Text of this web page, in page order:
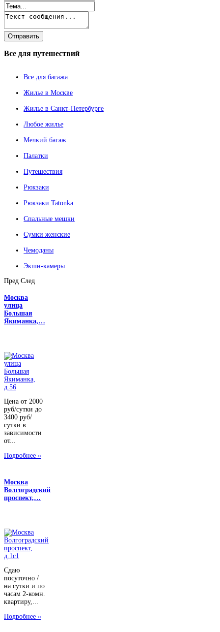
Все для путешествий
Все для багажа
Жилье в Москве
Жилье в Санкт-Петербурге
Любое жилье
Мелкий багаж
Палатки
Путешествия
Рюкзаки
Рюкзаки Tatonka
Спальные мешки
Сумки женские
Чемоданы
Экшн-камеры
Пред След
Москва
улица
Большая
Якиманка,…
Цена от 2000
руб/сутки до
3400 руб/
сутки в
зависимости
от...
Подробнее »
Москва
Волгоградский
проспект,…
Сдаю
посуточно /
на сутки и по
часам 2-комн.
квартиру,...
Подробнее »